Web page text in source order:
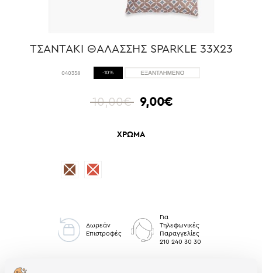
ΤΣΑΝΤΑΚΙ ΘΑΛΑΣΣΗΣ SPARKLE 33X23
040358 -10%
10,00€ 9,00€
ΧΡΩΜΑ
Δωρεάν
Επιστροφές
Για
Τηλεφωνικές
Παραγγελίες
210 240 30 30